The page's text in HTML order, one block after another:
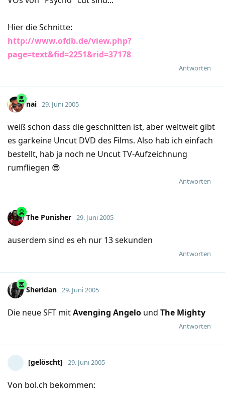
Hier die Schnitte:
http://www.ofdb.de/view.php?
page=text&fid=2251&rid=37178
Antworten
nai 29. Juni 2005
weiß schon dass die geschnitten ist, aber weltweit gibt
es garkeine Uncut DVD des Films. Also hab ich einfach
bestellt, hab ja noch ne Uncut TV-Aufzeichnung
rumfliegen 😎
Antworten
The Punisher 29. Juni 2005
auserdem sind es eh nur 13 sekunden
Antworten
Sheridan 29. Juni 2005
Die neue SFT mitAvenging Angelo und The Mighty
Antworten
[gelöscht] 29. Juni 2005
Von bol.ch bekommen: